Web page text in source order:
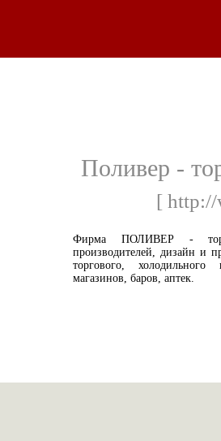
Поливер -
[
Фирма ПОЛИВЕР -
производителей, дизайн и
торгового,
магазинов, баров, аптек.